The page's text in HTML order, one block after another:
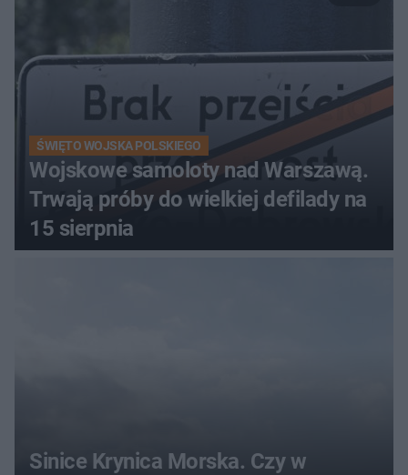
ŚWIĘTO WOJSKA POLSKIEGO
Wojskowe samoloty nad Warszawą.
Trwają próby do wielkiej defilady na
15 sierpnia
Sinice Krynica Morska. Czy w